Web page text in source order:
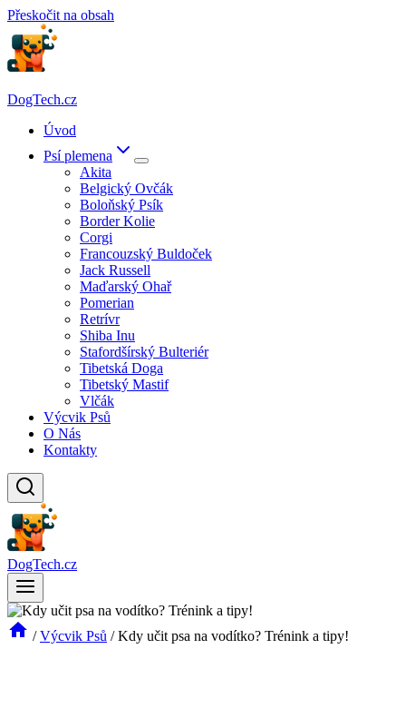
Přeskočit na obsah
DogTech.cz
Úvod
Psí plemena
Akita
Belgický Ovčák
Boloňský Psík
Border Kolie
Corgi
Francouzský Buldoček
Jack Russell
Maďarský Ohař
Pomerian
Retrívr
Shiba Inu
Stafordšírský Bulteriér
Tibetská Doga
Tibetský Mastif
Vlčák
Výcvik Psů
O Nás
Kontakty
DogTech.cz
/ Výcvik Psů / Kdy učit psa na vodítko? Trénink a tipy!